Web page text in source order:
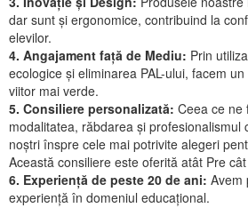
dar sunt și ergonomice, contribuind la
elevilor.
4. Angajament față de Mediu: Prin
ecologice și eliminarea PAL-ului, facem
viitor mai verde.
5. Consiliere personalizată: Ceea ce ne
modalitatea, răbdarea și profesionalismul
noștri înspre cele mai potrivite alegeri
Această consiliere este oferită atât Pre
6. Experiență de peste 20 de ani: Avem
experiență în domeniul educațional.